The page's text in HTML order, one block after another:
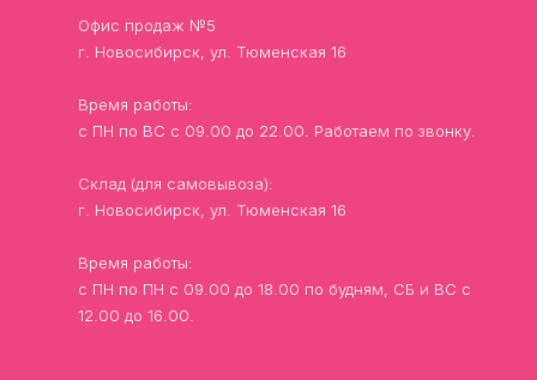
Офис продаж №5
г. Новосибирск, ул. Тюменская 16
Время работы:
с ПН по ВС с 09.00 до 22.00. Работаем по звонку.
Склад (для самовывоза):
г. Новосибирск, ул. Тюменская 16
Время работы:
с ПН по ПН с 09.00 до 18.00 по будням, СБ и ВС с
12.00 до 16.00.